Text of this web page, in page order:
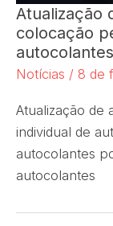
Atualização
colocação
Notícias / 8 de
Atualização de
individual de
autocolantes
autocolantes